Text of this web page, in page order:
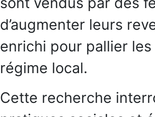
d’augmenter leurs
enrichi pour pallier
régime local.
Cette recherche